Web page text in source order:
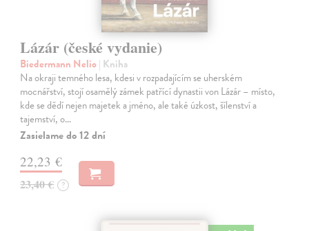
Lázár (české vydanie)
Biedermann Nelio| Kniha
Na okraji temného lesa, kdesi v rozpadajícím se uherském
mocnářství, stojí osamělý zámek patřící dynastii von Lázár – místo,
kde se dědí nejen majetek a jméno, ale také úzkost, šílenství a
tajemství, o…
Zasielame do 12 dní
22,23 €
23,40 € ?